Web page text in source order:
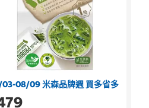
08/09 米森品牌週 買多省多